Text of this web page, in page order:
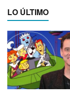
LO ÚLTIMO